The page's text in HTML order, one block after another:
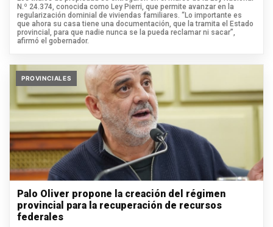
N.º 24.374, conocida como Ley Pierri, que permite avanzar en la
regularización dominial de viviendas familiares. “Lo importante es
que ahora su casa tiene una documentación, que la tramita el Estado
provincial, para que nadie nunca se la pueda reclamar ni sacar”,
afirmó el gobernador.
PROVINCIALES
Palo Oliver propone la creación del régimen
provincial para la recuperación de recursos
federales